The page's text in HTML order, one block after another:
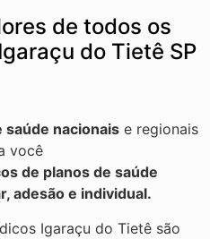
de todos os
do Tietê SP
saúde nacionaise regionais
você
de planos de saúde
adesão e individual.
Igaraçu do Tietê são